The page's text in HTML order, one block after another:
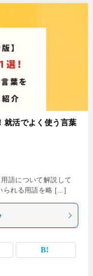
就活でよく使う言葉
語について解説して
られる用語を略 […]